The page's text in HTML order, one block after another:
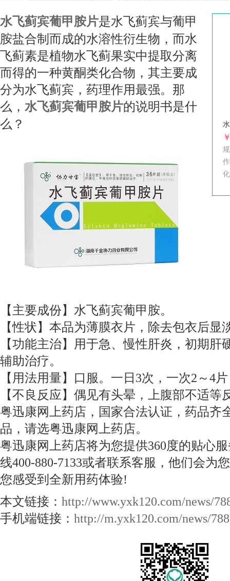
水飞蓟宾葡甲胺片是水飞蓟宾与葡甲
胺盐合制而成的水溶性衍生物，而水
飞蓟素是植物水飞蓟果实中提取分离
而得的一种黄酮类化合物，其主要成
分为水飞蓟宾，药理作用最强。那
么， 水飞蓟宾葡甲胺片的说明书是什
么？
【主要成份】水飞蓟宾葡甲胺。
【性状】本品为薄膜衣片，除去包衣后显
【功能主治】用于急、慢性肝炎，初期肝
辅助治疗。
【用法用量】口服。一日3次，一次2～4
【不良反应】偶见有头晕，上腹部不适等
粤迅康网上药店，国家合法认证，药品齐
品，请选粤迅康网上药店。
粤迅康网上药店将为您提供360度的贴心
线400-880-7133或者联系客服，他们会为
您感受到全新用药体验!
本文链接： http://www.yxk120.com/news/
手机端链接： http://m.yxk120.com/news/